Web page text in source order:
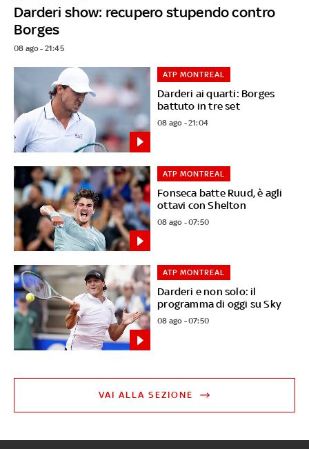
Darderi show: recupero stupendo contro
Borges
08 ago - 21:45
Darderi ai quarti: Borges
battuto in tre set
ATP MONTREAL
08 ago - 21:04
Fonseca batte Ruud, è agli
ottavi con Shelton
ATP MONTREAL
08 ago - 07:50
Darderi e non solo: il
programma di oggi su Sky
ATP MONTREAL
08 ago - 07:50
VAI ALLA SEZIONE